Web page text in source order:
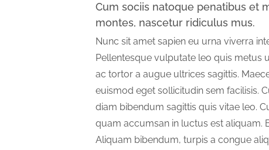
Cum sociis natoque penatibus et
montes, nascetur ridiculus mus.
Nunc sit amet sapien eu urna viverra
Pellentesque vulputate leo quis metus
ac tortor a augue ultrices sagittis.
euismod eget sollicitudin sem facilisis.
diam bibendum sagittis quis vitae leo.
quam accumsan in luctus est aliquam.
Aliquam bibendum, turpis a congue